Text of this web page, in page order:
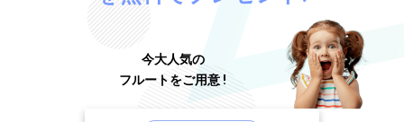
今大人気の
フルートをご用意 !